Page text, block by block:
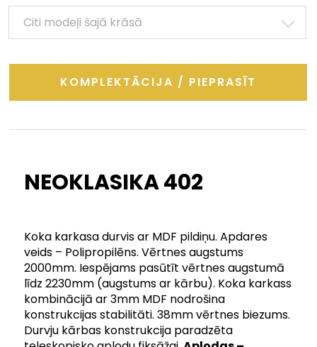
Citi modeļi šajā krāsā
KOMPLEKTĀCIJA / PIEPRASĪT
NEOKLASIKA 402
Koka karkasa durvis ar MDF pildiņu. Apdares
veids – Polipropilēns. Vērtnes augstums
2000mm. Iespējams pasūtīt vērtnes augstumā
līdz 2230mm (augstums ar kārbu). Koka karkass
kombinācijā ar 3mm MDF nodrošina
konstrukcijas stabilitāti. 38mm vērtnes biezums.
Durvju kārbas konstrukcija paradzēta